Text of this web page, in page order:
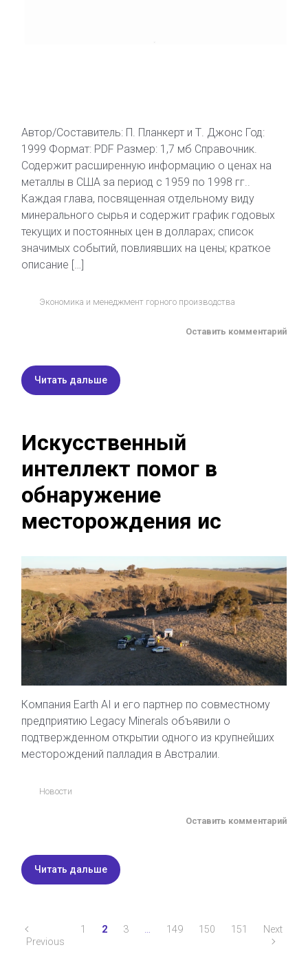
Автор/Составитель: П. Планкерт и Т. Джонс Год:
1999 Формат: PDF Размер: 1,7 мб Справочник.
Содержит расширенную информацию о ценах на
металлы в США за период с 1959 по 1998 гг..
Каждая глава, посвященная отдельному виду
минерального сырья и содержит график годовых
текущих и постоянных цен в долларах; список
значимых событий, повлиявших на цены; краткое
описание […]
Экономика и менеджмент горного производства
Оставить комментарий
Читать дальше
Искусственный
интеллект помог в
обнаружение
месторождения ис
Компания Earth AI и его партнер по совместному
предприятию Legacy Minerals объявили о
подтвержденном открытии одного из крупнейших
месторождений палладия в Австралии.
Новости
Оставить комментарий
Читать дальше
Previous
1 2 3 … 149 150 151 Next